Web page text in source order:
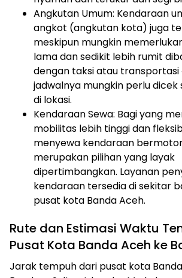
Angkutan Umum: Kendaraan
angkot (angkutan kota) juga
meskipun mungkin
lama dan sedikit lebih rumit
dengan taksi atau transportasi
jadwalnya mungkin perlu dicek
di lokasi.
Kendaraan Sewa: Bagi yang
mobilitas lebih tinggi dan
menyewa kendaraan
merupakan pilihan yang layak
dipertimbangkan. Layanan
kendaraan tersedia di sekitar
pusat kota Banda Aceh.
Rute dan Estimasi Waktu
Pusat Kota Banda Aceh ke
Jarak tempuh dari pusat kota